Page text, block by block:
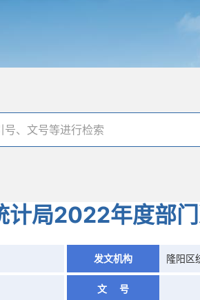
计局2022年度部
发文机构 隆阳区
文 号